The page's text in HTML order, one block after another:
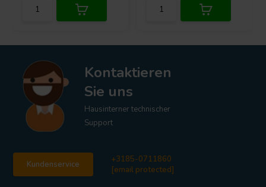
Kontaktieren
Sie uns
Hausinterner technischer
Support
Kundenservice
+3185-0711860
[email protected]